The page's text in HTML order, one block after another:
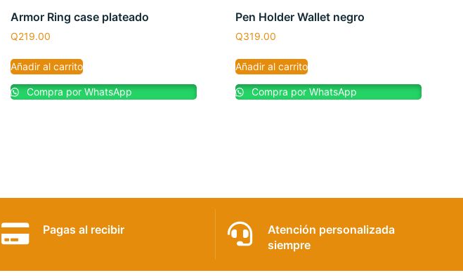
Armor Ring case plateado
Q219.00
Añadir al carrito
Compra por WhatsApp
Pen Holder Wallet negro
Q319.00
Añadir al carrito
Compra por WhatsApp
Pagas al recibir
Atención personalizada
siempre